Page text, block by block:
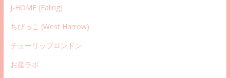
J-HOME (Ealing)
ちびっこ (West Harrow)
チューリップロンドン
お産ラボ